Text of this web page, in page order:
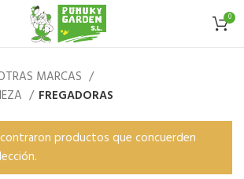
0
MARCAS
FREGADORAS
productos que concuerden